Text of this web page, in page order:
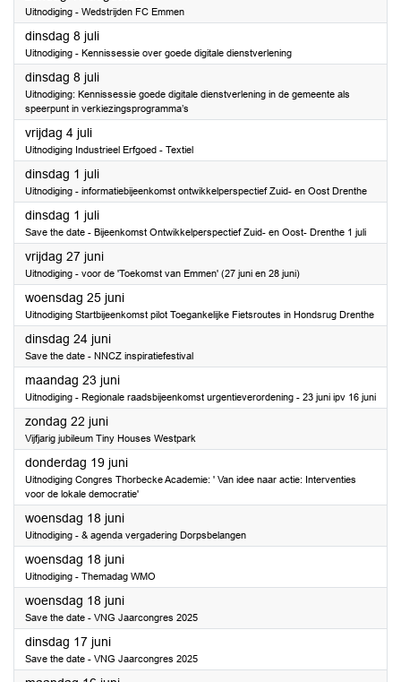
Uitnodiging - Wedstrijden FC Emmen
dinsdag 8 juli2025
Uitnodiging - Kennissessie over goede digitale dienstverlening
dinsdag 8 juli2025
Uitnodiging: Kennissessie goede digitale dienstverlening in de gemeente als
speerpunt in verkiezingsprogramma’s
vrijdag 4 juli2025
Uitnodiging Industrieel Erfgoed - Textiel
dinsdag 1 juli2025
Uitnodiging - informatiebijeenkomst ontwikkelperspectief Zuid- en Oost Drenthe
dinsdag 1 juli2025
Save the date - Bijeenkomst Ontwikkelperspectief Zuid- en Oost- Drenthe 1 juli
vrijdag 27 juni2025
Uitnodiging - voor de 'Toekomst van Emmen' (27 juni en 28 juni)
woensdag 25 juni2025
Uitnodiging Startbijeenkomst pilot Toegankelijke Fietsroutes in Hondsrug Drenthe
dinsdag 24 juni2025
Save the date - NNCZ inspiratiefestival
maandag 23 juni2025
Uitnodiging - Regionale raadsbijeenkomst urgentieverordening - 23 juni ipv 16 juni
zondag 22 juni2025
Vijfjarig jubileum Tiny Houses Westpark
donderdag 19 juni2025
Uitnodiging Congres Thorbecke Academie: ' Van idee naar actie: Interventies
voor de lokale democratie'
woensdag 18 juni2025
Uitnodiging - & agenda vergadering Dorpsbelangen
woensdag 18 juni2025
Uitnodiging - Themadag WMO
woensdag 18 juni2025
Save the date - VNG Jaarcongres 2025
dinsdag 17 juni2025
Save the date - VNG Jaarcongres 2025